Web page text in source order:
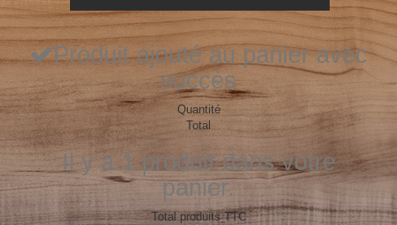
Produit ajouté au panier avec
succès
Quantité
Total
Il y a 1 produit dans votre
panier.
Total produits TTC